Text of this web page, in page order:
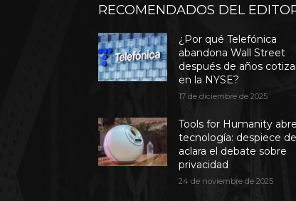
RECOMENDADOS DEL
¿Por qué Telefónica
abandona Wall Street
después de años
en la NYSE?
17 de diciembre de 2025
Tools for Humanity
tecnología: despiece
aclara el debate sobre
privacidad
24 de noviembre de 2025